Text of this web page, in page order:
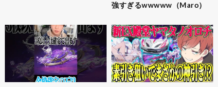
強すぎるwwwww（Maro）